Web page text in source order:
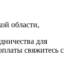
области,
для
свяжитесь с